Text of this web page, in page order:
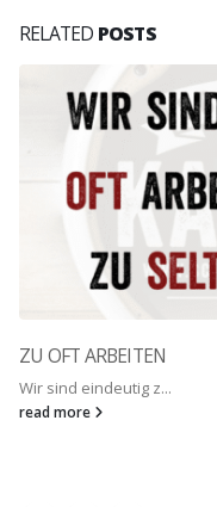
RELATED POSTS
ZU OFT ARBEITEN
Wir sind eindeutig z...
read more